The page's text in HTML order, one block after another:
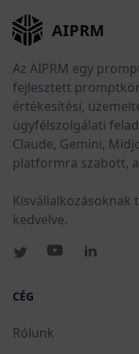
AIPRM
Az AIPRM egy
fejlesztett
értékesítési,
ügyfélszolgálati
Claude, Gemini,
platformra szabott,
Kisvállalkozásoknak
kedvelve.
CÉG
Rólunk